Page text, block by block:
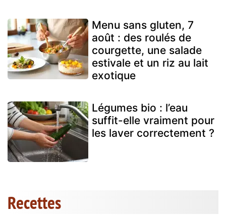
Menu sans gluten, 7
août : des roulés de
courgette, une salade
estivale et un riz au lait
exotique
Légumes bio : l’eau
suffit-elle vraiment pour
les laver correctement ?
Recettes